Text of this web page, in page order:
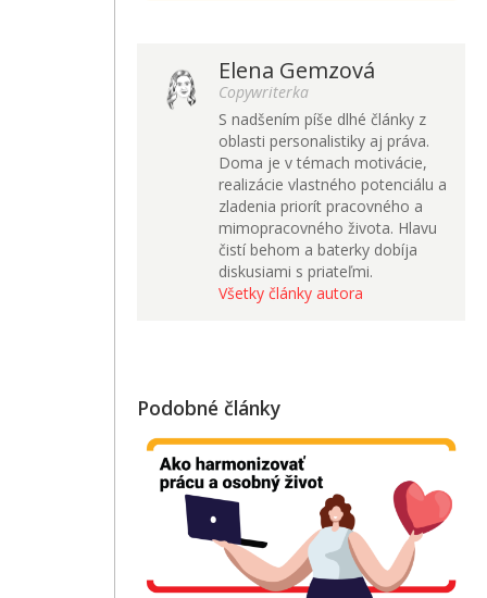
Elena Gemzová
Copywriterka
S nadšením píše dlhé články z
oblasti personalistiky aj práva.
Doma je v témach motivácie,
realizácie vlastného potenciálu a
zladenia priorít pracovného a
mimopracovného života. Hlavu
čistí behom a baterky dobíja
diskusiami s priateľmi.
Všetky články autora
Podobné články